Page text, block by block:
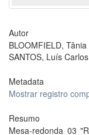
Autor
BLOOMFIELD,
SANTOS, Luís
Metadata
Mostrar registro
Resumo
Mesa-redonda 03